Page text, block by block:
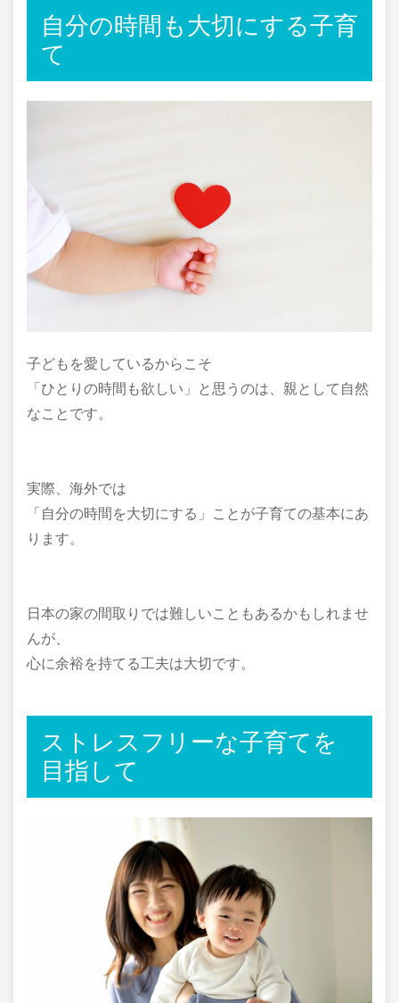
自分の時間も大切にする子育
て
子どもを愛しているからこそ
「ひとりの時間も欲しい」と思うのは、親として自然
なことです。
実際、海外では
「自分の時間を大切にする」ことが子育ての基本にあ
ります。
日本の家の間取りでは難しいこともあるかもしれませ
んが、
心に余裕を持てる工夫は大切です。
ストレスフリーな子育てを
目指して